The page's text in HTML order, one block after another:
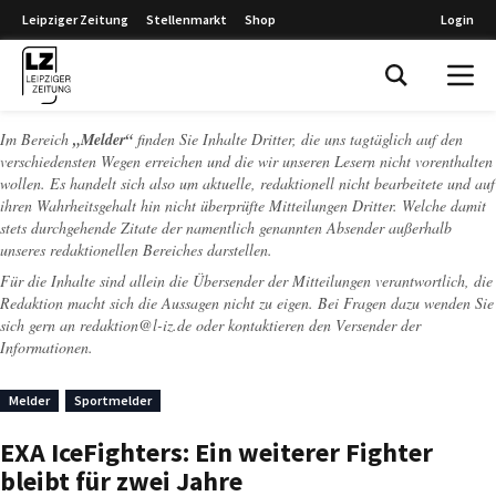
Leipziger Zeitung Stellenmarkt Shop Login
Im Bereich „Melder“ finden Sie Inhalte Dritter, die uns tagtäglich auf den
verschiedensten Wegen erreichen und die wir unseren Lesern nicht vorenthalten
wollen. Es handelt sich also um aktuelle, redaktionell nicht bearbeitete und auf
ihren Wahrheitsgehalt hin nicht überprüfte Mitteilungen Dritter. Welche damit
stets durchgehende Zitate der namentlich genannten Absender außerhalb
unseres redaktionellen Bereiches darstellen.
Für die Inhalte sind allein die Übersender der Mitteilungen verantwortlich, die
Redaktion macht sich die Aussagen nicht zu eigen. Bei Fragen dazu wenden Sie
sich gern an redaktion@l-iz.de oder kontaktieren den Versender der
Informationen.
Melder Sportmelder
EXA IceFighters: Ein weiterer Fighter
bleibt für zwei Jahre